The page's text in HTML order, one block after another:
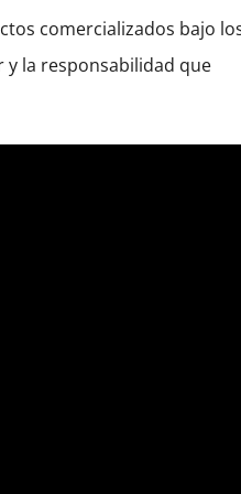
comercializados bajo
y la responsabilidad que